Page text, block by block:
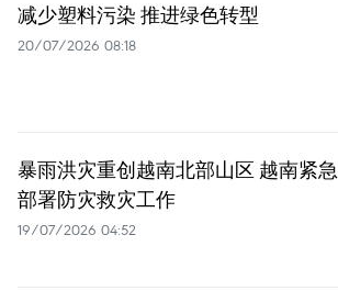
减少塑料污染 推进绿色转型
20/07/2026 08:18
暴雨洪灾重创越南北部山区 越南紧急
部署防灾救灾工作
19/07/2026 04:52